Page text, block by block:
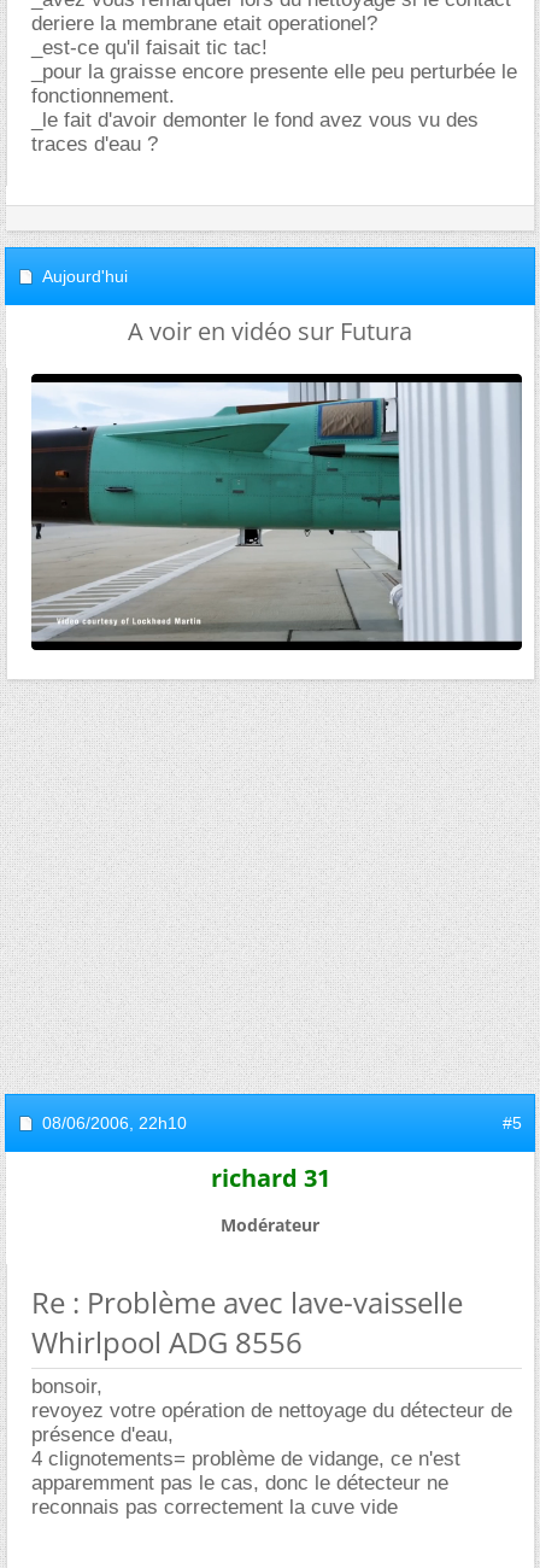
deriere la membrane etait operationel?
_est-ce qu'il faisait tic tac!
_pour la graisse encore presente elle peu perturbée le
fonctionnement.
_le fait d'avoir demonter le fond avez vous vu des
traces d'eau ?
Aujourd'hui
A voir en vidéo sur Futura
08/06/2006, 22h10 #5
richard 31
Modérateur
Re : Problème avec lave-vaisselle
Whirlpool ADG 8556
bonsoir,
revoyez votre opération de nettoyage du détecteur de
présence d'eau,
4 clignotements= problème de vidange, ce n'est
apparemment pas le cas, donc le détecteur ne
reconnais pas correctement la cuve vide